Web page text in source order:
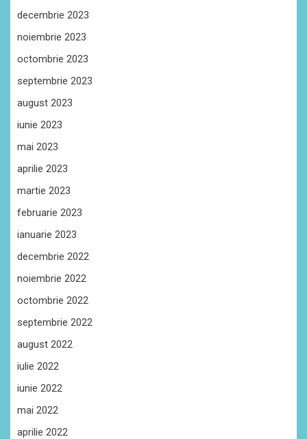
decembrie 2023
noiembrie 2023
octombrie 2023
septembrie 2023
august 2023
iunie 2023
mai 2023
aprilie 2023
martie 2023
februarie 2023
ianuarie 2023
decembrie 2022
noiembrie 2022
octombrie 2022
septembrie 2022
august 2022
iulie 2022
iunie 2022
mai 2022
aprilie 2022